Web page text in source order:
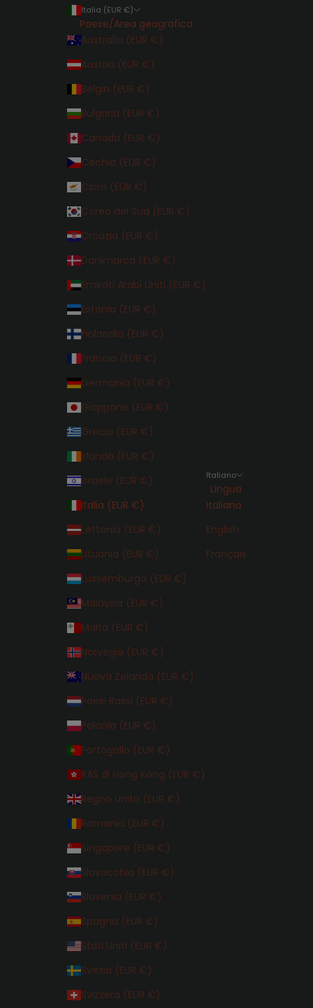
Italia (EUR €)
Paese/Area geografica
Australia (EUR €)
Austria (EUR €)
Belgio (EUR €)
Bulgaria (EUR €)
Canada (EUR €)
Cechia (EUR €)
Cipro (EUR €)
Corea del Sud (EUR €)
Croazia (EUR €)
Danimarca (EUR €)
Emirati Arabi Uniti (EUR €)
Estonia (EUR €)
Finlandia (EUR €)
Francia (EUR €)
Germania (EUR €)
Giappone (EUR €)
Grecia (EUR €)
Irlanda (EUR €)
Israele (EUR €)
Italia (EUR €)
Lettonia (EUR €)
Lituania (EUR €)
Lussemburgo (EUR €)
Malaysia (EUR €)
Malta (EUR €)
Norvegia (EUR €)
Nuova Zelanda (EUR €)
Paesi Bassi (EUR €)
Polonia (EUR €)
Portogallo (EUR €)
RAS di Hong Kong (EUR €)
Regno Unito (EUR €)
Romania (EUR €)
Singapore (EUR €)
Slovacchia (EUR €)
Slovenia (EUR €)
Spagna (EUR €)
Stati Uniti (EUR €)
Svezia (EUR €)
Svizzera (EUR €)
Italiano
Lingua
Italiano
English
Français